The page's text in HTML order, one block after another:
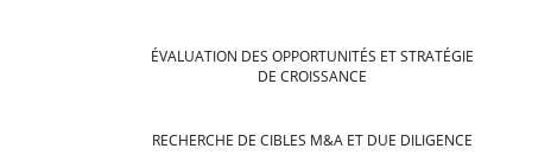
ÉVALUATION DES OPPORTUNITÉS ET STRATÉGIE
DE CROISSANCE
RECHERCHE DE CIBLES M&A ET DUE DILIGENCE